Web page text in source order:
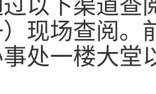
以下渠道查
场查阅。前
处一楼大堂